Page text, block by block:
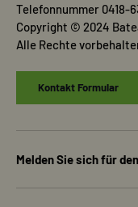
Telefonnummer 0418-
Copyright © 2024
Alle Rechte
Kontakt Formular
Melden Sie sich für